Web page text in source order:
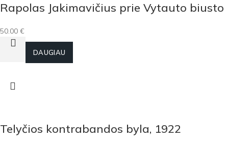
Rapolas Jakimavičius prie Vytauto biusto
50.00 €
DAUGIAU
Telyčios kontrabandos byla, 1922